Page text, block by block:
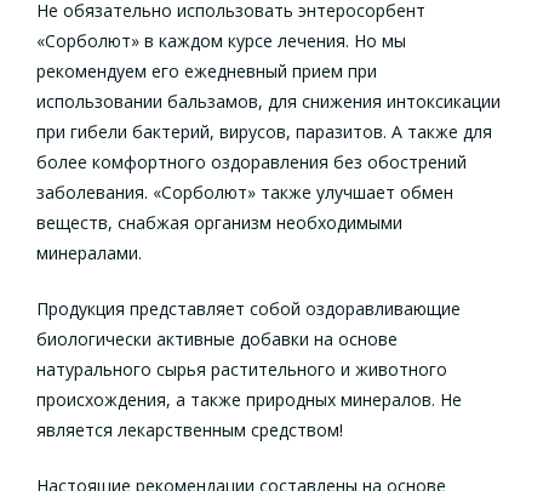
Не обязательно использовать энтеросорбент
«Сорболют» в каждом курсе лечения. Но мы
рекомендуем его ежедневный прием при
использовании бальзамов, для снижения интоксикации
при гибели бактерий, вирусов, паразитов. А также для
более комфортного оздоравления без обострений
заболевания. «Сорболют» также улучшает обмен
веществ, снабжая организм необходимыми
минералами.
Продукция представляет собой оздоравливающие
биологически активные добавки на основе
натурального сырья растительного и животного
происхождения, а также природных минералов. Не
является лекарственным средством!
Настоящие рекомендации составлены на основе